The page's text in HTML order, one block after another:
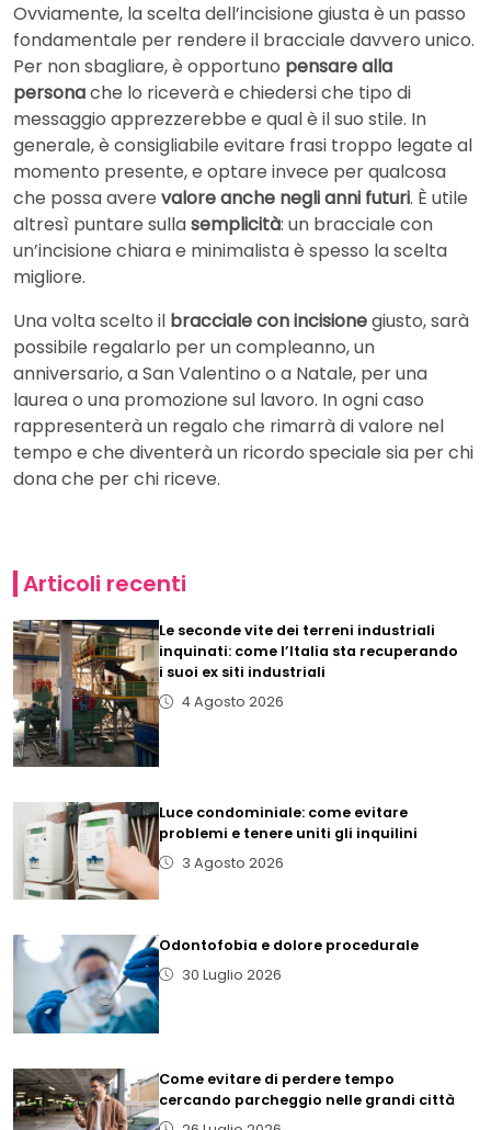
Ovviamente, la scelta dell’incisione giusta è un passo
fondamentale per rendere il bracciale davvero unico.
Per non sbagliare, è opportuno pensare alla
personache lo riceverà e chiedersi che tipo di
messaggio apprezzerebbe e qual è il suo stile. In
generale, è consigliabile evitare frasi troppo legate al
momento presente, e optare invece per qualcosa
che possa avere valore anche negli anni futuri. È utile
altresì puntare sullasemplicità: un bracciale con
un’incisione chiara e minimalista è spesso la scelta
migliore.
Una volta scelto il bracciale con incisionegiusto, sarà
possibile regalarlo per un compleanno, un
anniversario, a San Valentino o a Natale, per una
laurea o una promozione sul lavoro. In ogni caso
rappresenterà un regalo che rimarrà di valore nel
tempo e che diventerà un ricordo speciale sia per chi
dona che per chi riceve.
Articoli recenti
Le seconde vite dei terreni industriali
inquinati: come l’Italia sta recuperando
i suoi ex siti industriali
4 Agosto 2026
Luce condominiale: come evitare
problemi e tenere uniti gli inquilini
3 Agosto 2026
Odontofobia e dolore procedurale
30 Luglio 2026
Come evitare di perdere tempo
cercando parcheggio nelle grandi città